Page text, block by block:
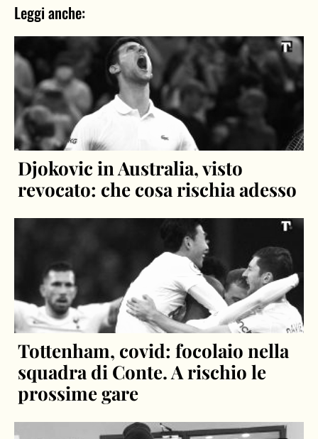
Leggi anche:
Djokovic in Australia, visto
revocato: che cosa rischia adesso
Tottenham, covid: focolaio nella
squadra di Conte. A rischio le
prossime gare